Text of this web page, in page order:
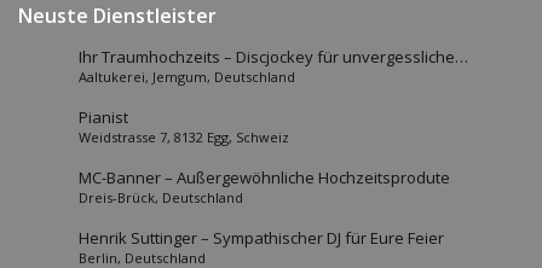
Neuste Dienstleister
Ihr Traumhochzeits – Discjockey für unvergessliche
Momente!
Aaltukerei, Jemgum, Deutschland
Pianist
Weidstrasse 7, 8132 Egg, Schweiz
MC-Banner – Außergewöhnliche Hochzeitsprodute
Dreis-Brück, Deutschland
Henrik Suttinger – Sympathischer DJ für Eure Feier
Berlin, Deutschland